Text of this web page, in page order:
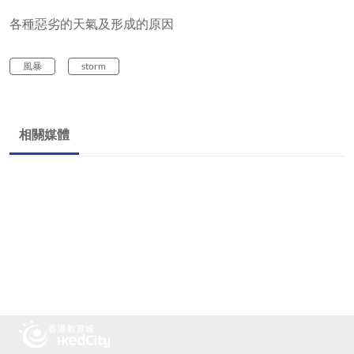
各種惡劣的天氣及形成的原因
風暴 storm
相關媒體